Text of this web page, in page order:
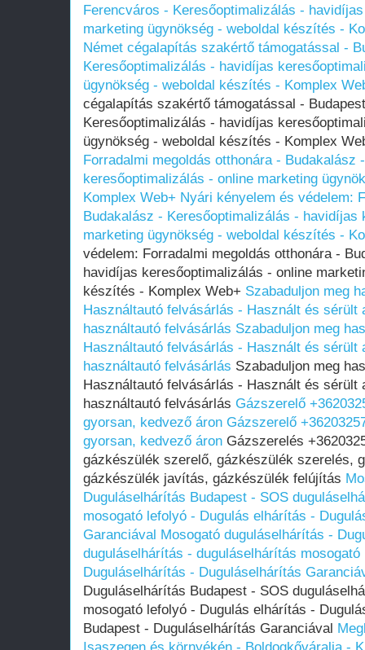
Ferencváros - Keresőoptimalizálás -
marketing ügynökség - weboldal készítés -
Német cégalapítás szakértő támogatással -
Keresőoptimalizálás - havidíjas
ügynökség - weboldal készítés - Komplex
cégalapítás szakértő támogatással -
Keresőoptimalizálás - havidíjas
ügynökség - weboldal készítés - Komplex
Forradalmi megoldás otthonára -
keresőoptimalizálás - online marketing
Komplex Web+ Nyári kényelem és védelem:
Budakalász - Keresőoptimalizálás - havidíjas
marketing ügynökség - weboldal készítés -
védelem: Forradalmi megoldás otthonára -
havidíjas keresőoptimalizálás - online
készítés - Komplex Web+ Szabaduljon meg
Használtautó felvásárlás - Használt és sérült
használtautó felvásárlás Szabaduljon meg
Használtautó felvásárlás - Használt és sérült
használtautó felvásárlás Szabaduljon meg
Használtautó felvásárlás - Használt és sérült
használtautó felvásárlás Gázszerelő
gyorsan, kedvező áron Gázszerelő
gyorsan, kedvező áron Gázszerelés
gázkészülék szerelő, gázkészülék szerelés,
gázkészülék javítás, gázkészülék felújítás
Duguláselhárítás Budapest - SOS
mosogató lefolyó - Dugulás elhárítás -
Garanciával Mosogató duguláselhárítás -
duguláselhárítás - duguláselhárítás
Duguláselhárítás - Duguláselhárítás
Duguláselhárítás Budapest - SOS
mosogató lefolyó - Dugulás elhárítás -
Budapest - Duguláselhárítás Garanciával